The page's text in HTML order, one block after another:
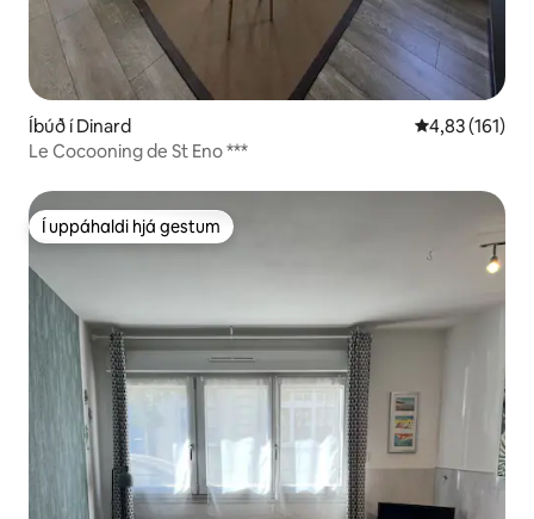
Íbúð í Dinard 4,83 af 5 í
4,83 (161)
Le Cocooning de St Eno ***
Í uppáhaldi hjá gestum
Í uppáhaldi hjá gestum